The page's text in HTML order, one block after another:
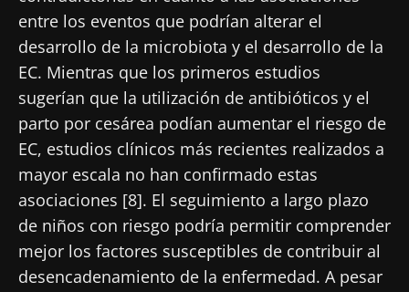
entre los eventos que podrían alterar el
desarrollo de la microbiota y el desarrollo de la
EC. Mientras que los primeros estudios
sugerían que la utilización de antibióticos y el
parto por cesárea podían aumentar el riesgo de
EC, estudios clínicos más recientes realizados a
mayor escala no han confirmado estas
asociaciones [8]. El seguimiento a largo plazo
de niños con riesgo podría permitir comprender
mejor los factores susceptibles de contribuir al
desencadenamiento de la enfermedad. A pesar